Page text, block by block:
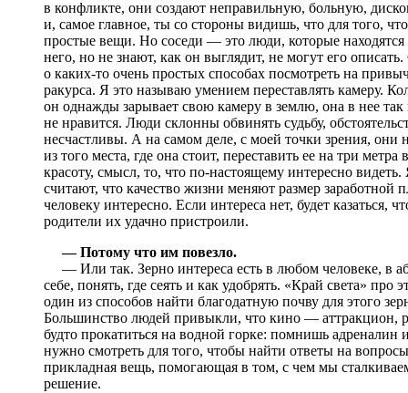
в конфликте, они создают неправильную, больную,
и, самое главное, ты со стороны видишь, что для того,
простые вещи. Но соседи — это люди, которые
него, но не знают, как он выглядит, не могут его
о каких-то очень простых способах посмотреть на
ракурса. Я это называю умением переставлять камеру.
он однажды зарывает свою камеру в землю, она в нее
не нравится. Люди склонны обвинять судьбу,
несчастливы. А на самом деле, с моей точки зрения, они
из того места, где она стоит, переставить ее на три
красоту, смысл, то, что по-настоящему интересно
считают, что качество жизни меняют размер заработной
человеку интересно. Если интереса нет, будет
родители их удачно пристроили.
— Потому что им повезло.
— Или так. Зерно интереса есть в любом человеке, в
себе, понять, где сеять и как удобрять. «Край света»
один из способов найти благодатную почву для этого
Большинство людей привыкли, что кино — аттракцион,
будто прокатиться на водной горке: помнишь адреналин
нужно смотреть для того, чтобы найти ответы на
прикладная вещь, помогающая в том, с чем мы
решение.